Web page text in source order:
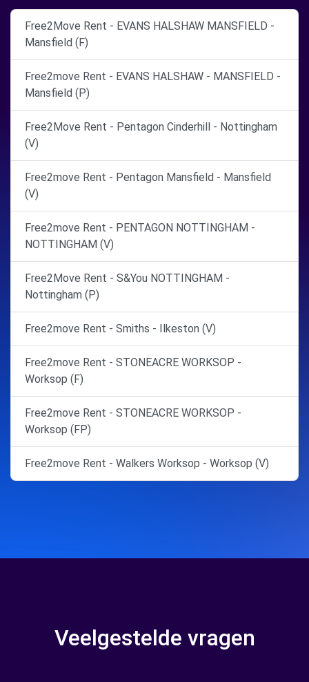
Free2Move Rent - EVANS HALSHAW MANSFIELD -
Mansfield (F)
Free2move Rent - EVANS HALSHAW - MANSFIELD -
Mansfield (P)
Free2Move Rent - Pentagon Cinderhill - Nottingham
(V)
Free2move Rent - Pentagon Mansfield - Mansfield
(V)
Free2move Rent - PENTAGON NOTTINGHAM -
NOTTINGHAM (V)
Free2Move Rent - S&You NOTTINGHAM -
Nottingham (P)
Free2move Rent - Smiths - Ilkeston (V)
Free2move Rent - STONEACRE WORKSOP -
Worksop (F)
Free2move Rent - STONEACRE WORKSOP -
Worksop (FP)
Free2move Rent - Walkers Worksop - Worksop (V)
Veelgestelde vragen